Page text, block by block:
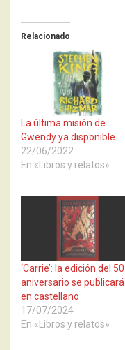
Relacionado
La última misión de
Gwendy ya disponible
22/06/2022
En «Libros y relatos»
‘Carrie’: la edición del
aniversario se publicará
en castellano
17/07/2024
En «Libros y relatos»